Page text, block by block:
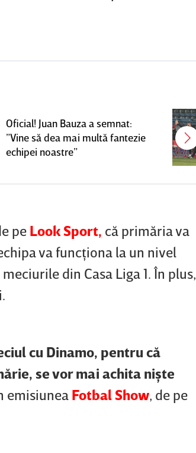
Oficial! Juan Bauza a semnat:
”Vine să dea mai multă fantezie
echipei noastre”
pe Look Sport, că primăria va
va funcţiona la un nivel
din Casa Liga 1. În plus,
cu Dinamo, pentru că
se vor mai achita nişte
emisiunea Fotbal Show, de pe